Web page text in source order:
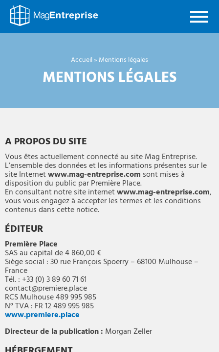
Mag
Entreprise
Accueil» Mentions légales
MENTIONS LÉGALES
A PROPOS DU SITE
Vous êtes actuellement connecté au site Mag Entreprise.
L’ensemble des données et les informations présentes sur le
site Internetwww.mag-entreprise.com sont mises à
disposition du public par Première Place.
En consultant notre site internetwww.mag-entreprise.com,
vous vous engagez à accepter les termes et les conditions
contenus dans cette notice.
ÉDITEUR
Première Place
SAS au capital de 4 860,00 €
Siège social : 30 rue François Spoerry – 68100 Mulhouse –
France
Tél. : +33 (0) 3 89 60 71 61
contact@premiere.place
RCS Mulhouse 489 995 985
N° TVA : FR 12 489 995 985
www.premiere.place
Directeur de la publication : Morgan Zeller